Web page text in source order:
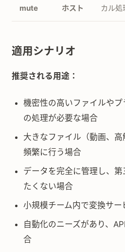
mute
ホスト
カル処
適用シナリオ
推奨される用途：
機密性の高いファイルや
の処理が必要な場合
大きなファイル（動画、
頻繁に行う場合
データを完全に管理し、
たくない場合
小規模チーム内で変換サ
自動化のニーズがあり、
合